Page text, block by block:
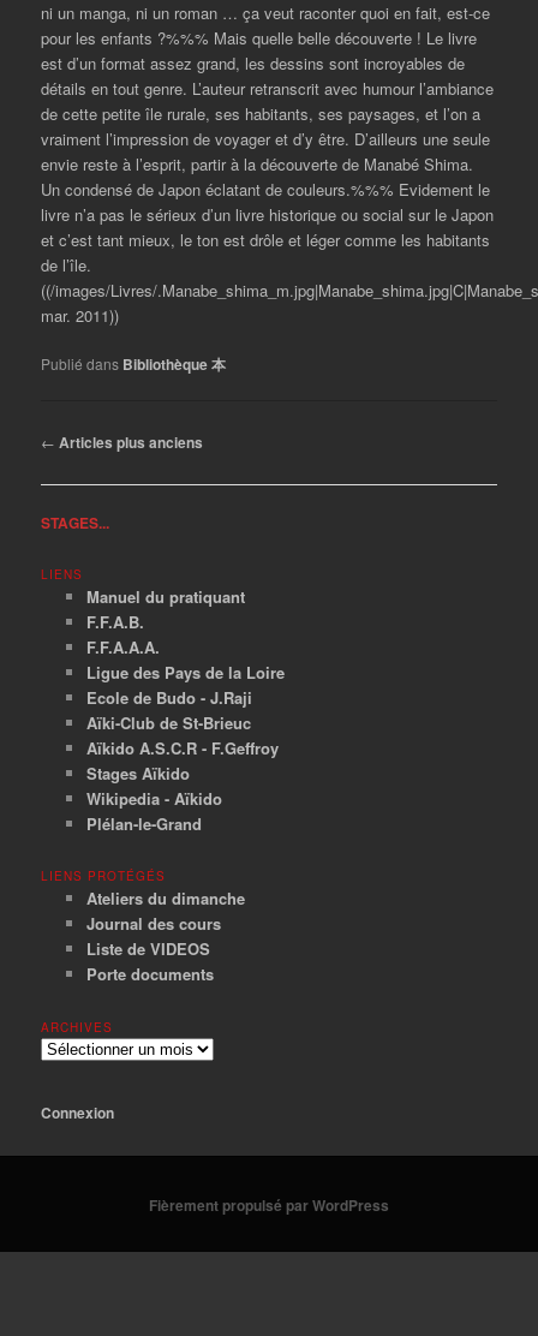
ni un manga, ni un roman … ça veut raconter quoi en fait, est-ce
pour les enfants ?%%% Mais quelle belle découverte ! Le livre
est d’un format assez grand, les dessins sont incroyables de
détails en tout genre. L’auteur retranscrit avec humour l’ambiance
de cette petite île rurale, ses habitants, ses paysages, et l’on a
vraiment l’impression de voyager et d’y être. D’ailleurs une seule
envie reste à l’esprit, partir à la découverte de Manabé Shima.
Un condensé de Japon éclatant de couleurs.%%% Evidement le
livre n’a pas le sérieux d’un livre historique ou social sur le Japon
et c’est tant mieux, le ton est drôle et léger comme les habitants
de l’île.
((/images/Livres/
mar. 2011))
Publié dans Bibliothèque 本
Navigation
articles
← Articles plus anciens
STAGES...
LIENS
Manuel du pratiquant
F.F.A.B.
F.F.A.A.A.
Ligue des Pays de la Loire
Ecole de Budo - J.Raji
Aïki-Club de St-Brieuc
Aïkido A.S.C.R - F.Geffroy
Stages Aïkido
Wikipedia - Aïkido
Plélan-le-Grand
LIENS PROTÉGÉS
Ateliers du dimanche
Journal des cours
Liste de VIDEOS
Porte documents
ARCHIVES
Archives
Connexion
Fièrement propulsé par WordPress